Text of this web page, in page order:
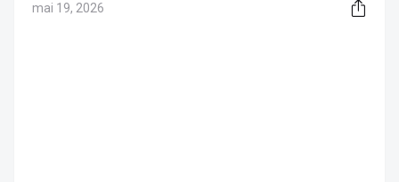
mai 19, 2026